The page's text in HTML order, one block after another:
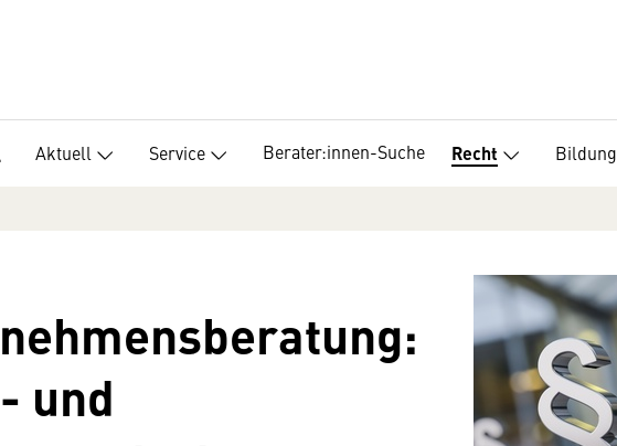
Aktuell Service Berater:innen-Suche Recht Bildung
und